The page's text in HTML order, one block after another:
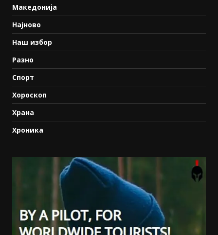
Македонија
Најново
Наш избор
Разно
Спорт
Хороскоп
Храна
Хроника